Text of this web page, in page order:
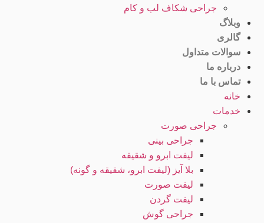
جراحی شکاف لب و کام
وبلاگ
گالری
سوالات متداول
درباره ما
تماس با ما
خانه
خدمات
جراحی صورت
جراحی بینی
لیفت ابرو و شقیقه
بلا آیز (لیفت ابرو، شقیقه و گونه)
لیفت صورت
لیفت گردن
جراحی گوش